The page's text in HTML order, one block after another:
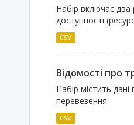
Набір включає два
доступності
CSV
Відомості про
Набір містить
перевезення.
CSV